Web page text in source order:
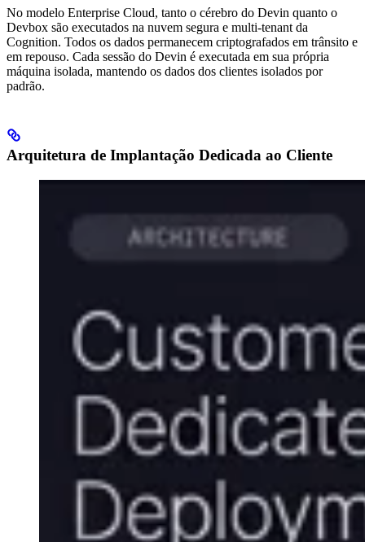
No modelo Enterprise Cloud, tanto o cérebro do Devin quanto o
Devbox são executados na nuvem segura e multi-tenant da
Cognition. Todos os dados permanecem criptografados em trânsito e
em repouso. Cada sessão do Devin é executada em sua própria
máquina isolada, mantendo os dados dos clientes isolados por
padrão.
Arquitetura de Implantação Dedicada ao Cliente